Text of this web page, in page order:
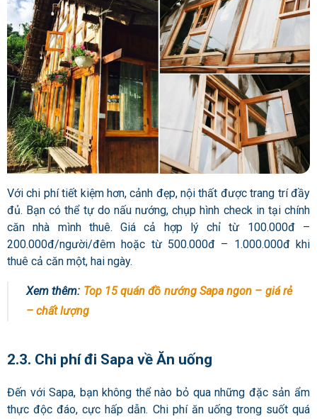
Với chi phí tiết kiệm hơn, cảnh đẹp, nội thất được trang trí đầy
đủ. Bạn có thể tự do nấu nướng, chụp hình check in tại chính
căn nhà mình thuê. Giá cả hợp lý chỉ từ 100.000đ –
200.000đ/người/đêm hoặc từ 500.000đ – 1.000.000đ khi
thuê cả căn một, hai ngày.
Xem thêm: Top 15 quán đồ nướng Sapa ngon – giá rẻ
– chất lượng
2.3. Chi phí đi Sapa về Ăn uống
Đến với Sapa, bạn không thể nào bỏ qua những đặc sản ẩm
thực độc đáo, cực hấp dẫn. Chi phí ăn uống trong suốt quá